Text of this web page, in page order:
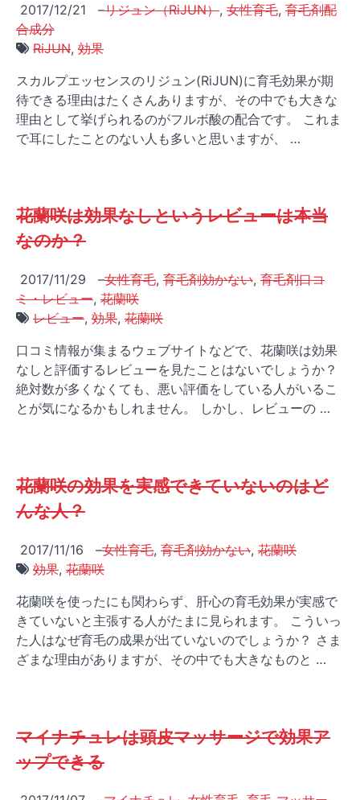
2017/12/21 –リジュン（RiJUN）, 女性育毛, 育毛剤配
合成分
RiJUN, 効果
スカルプエッセンスのリジュン(RiJUN)に育毛効果が期
待できる理由はたくさんありますが、その中でも大きな
理由として挙げられるのがフルボ酸の配合です。 これま
で耳にしたことのない人も多いと思いますが、 …
花蘭咲は効果なしというレビューは本当
なのか？
2017/11/29 –女性育毛, 育毛剤効かない, 育毛剤口コ
ミ・レビュー, 花蘭咲
レビュー, 効果, 花蘭咲
口コミ情報が集まるウェブサイトなどで、花蘭咲は効果
なしと評価するレビューを見たことはないでしょうか？
絶対数が多くなくても、悪い評価をしている人がいるこ
とが気になるかもしれません。 しかし、レビューの …
花蘭咲の効果を実感できていないのはど
んな人？
2017/11/16 –女性育毛, 育毛剤効かない, 花蘭咲
効果, 花蘭咲
花蘭咲を使ったにも関わらず、肝心の育毛効果が実感で
きていないと主張する人がたまに見られます。 こういっ
た人はなぜ育毛の成果が出ていないのでしょうか？ さま
ざまな理由がありますが、その中でも大きなものと …
マイナチュレは頭皮マッサージで効果ア
ップできる